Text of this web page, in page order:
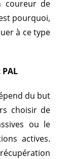
coureur de
pourquoi,
à ce type
du but
choisir de
ou le
actives.